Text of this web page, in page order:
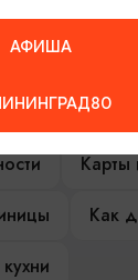
Карты
Как
АФИША